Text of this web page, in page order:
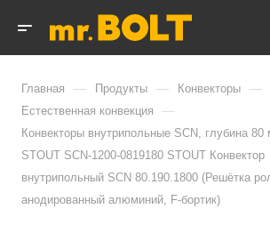
Главная — Продукты — Конвекторы —
Естественная конвекция —
Конвекторы внутрипольные SCN, глубина 80
STOUT SCN-1200-0819180 STOUT Конвектор
внутрипольный SCN 80.190.1800 (Решётка
анодированный алюминий, F-бортик)